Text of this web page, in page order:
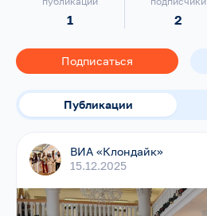
1 2
Подписаться
Публикации
ВИА «Клондайк»
15.12.2025